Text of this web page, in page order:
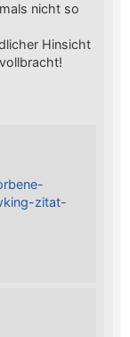
nicht so
Hinsicht
zitat-